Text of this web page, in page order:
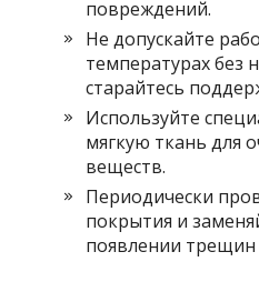
повреждений.
Не допускайте
температурах без
старайтесь
Используйте
мягкую ткань для
веществ.
Периодически
покрытия и
появлении трещин